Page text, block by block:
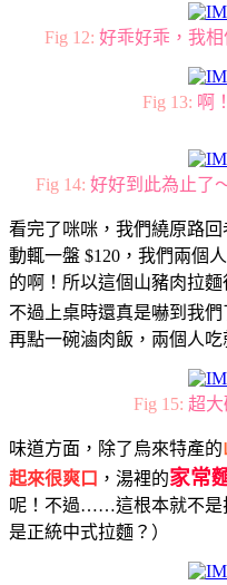
Fig 12: 好乖好乖，我相
Fig 13: 啊
Fig 14: 好好到此為止了
看完了咪咪，我們繞原路
動輒一盤 $120，我們兩個
的啊！所以這個山豬肉拉麵
不過上桌時還真是嚇到我
再點一碗滷肉飯，兩個人吃
Fig 15: 超大
味道方面，除了烏來特產的
起來很爽口 ，湯裡的家常
呢！不過……這根本就不
是正統中式拉麵？）